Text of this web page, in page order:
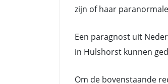
zijn of haar
Een paragnost uit
in Hulshorst kunnen
Om de bovenstaande